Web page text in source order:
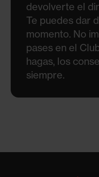
devolverte el
Te puedes dar
momento. No
pases en el
hagas, los
siempre.